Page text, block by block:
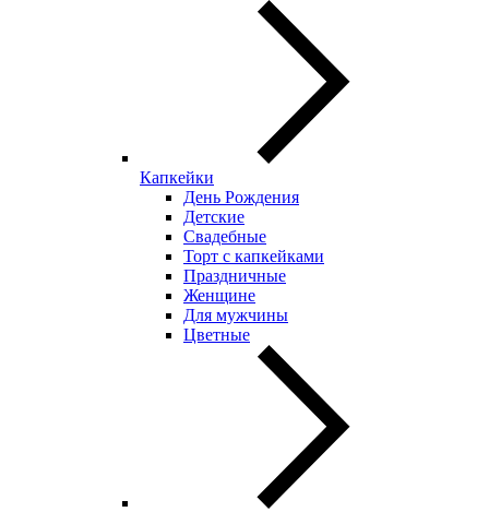
Капкейки
День Рождения
Детские
Свадебные
Торт с капкейками
Праздничные
Женщине
Для мужчины
Цветные